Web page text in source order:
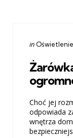
Categories
Posted
in Oświetlenie
Choć jej
odpowiada
wnętrza